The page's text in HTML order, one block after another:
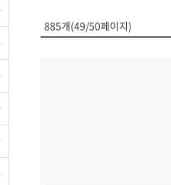
885개(49/50페이지)